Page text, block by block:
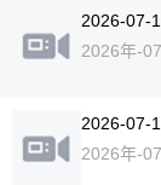
2026-07-
2026年-
2026-07-
2026年-